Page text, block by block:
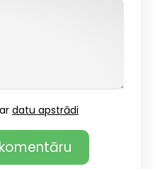
datu apstrādi